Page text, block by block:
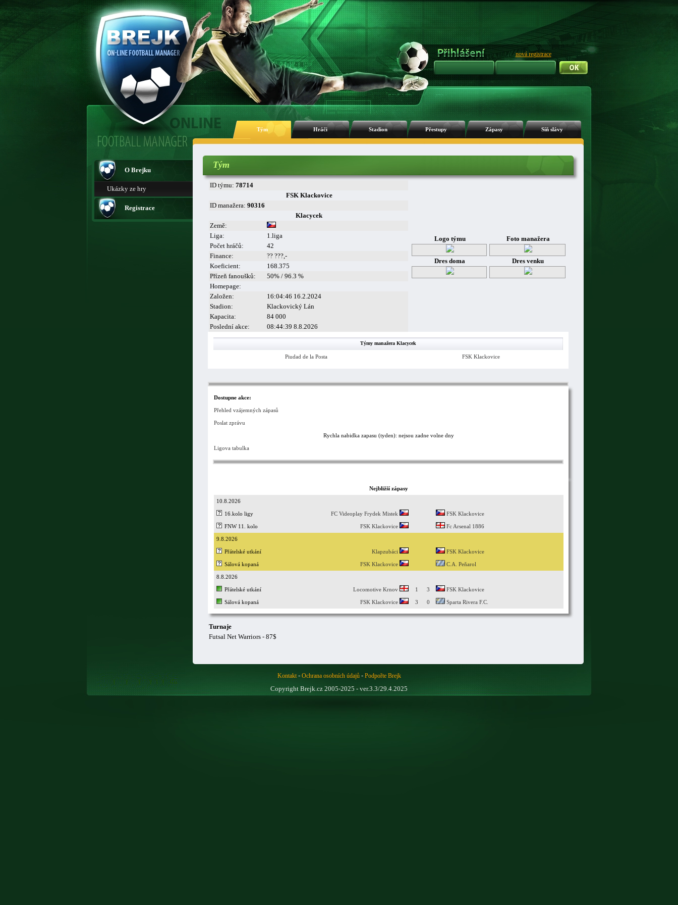
nová registrace
Tým Hráči Stadion Přestupy Zápasy Síň slávy
O Brejku
Ukázky ze hry
Registrace
Tým
ID týmu: 78714
FSK Klackovice
ID manažera: 90316
Klacycek
Země:
Liga:
1.liga
Počet hráčů:
42
Finance:
?? ???,-
Koeficient:
168.375
Přízeň fanoušků:
50% / 96.3 %
Homepage:
Založen:
16:04:46 16.2.2024
Stadion:
Klackovický Lán
Kapacita:
84 000
Poslední akce:
08:44:39 8.8.2026
Logo týmu Foto manažera
Dres doma Dres venku
Týmy manažera Klacycek
Piudad de la Posta FSK Klackovice
Dostupne akce:
Přehled vzájemných zápasů
Poslat zprávu
Rychla nabidka zapasu (tyden): nejsou zadne volne dny
Ligova tabulka
Nejbližší zápasy
10.8.2026
16.kolo ligy FC Videoplay Frydek Mistek FSK Klackovice
FNW 11. kolo FSK Klackovice Fc Arsenal 1886
9.8.2026
Přátelské utkání Klapzubáci FSK Klackovice
Sálová kopaná FSK Klackovice C.A. Peňarol
8.8.2026
Přátelské utkání Locomotive Krnov 1 3 FSK Klackovice
Sálová kopaná FSK Klackovice 3 0 Sparta Rivera F.C.
Turnaje
Futsal Net Warriors - 87$
Kontakt- Ochrana osobních údajů- Podpořte Brejk
Copyright Brejk.cz 2005-2025 - ver.3.3/29.4.2025